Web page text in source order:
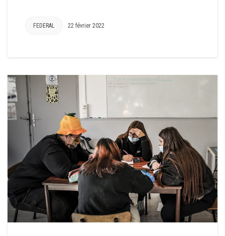
FEDERAL 22 février 2022